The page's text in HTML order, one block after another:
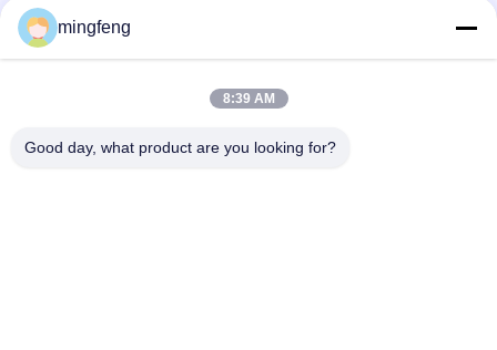
Estradas e estradas altas da luz de inundação IP66 do mastro
do poder superior 400W
emergência 120° ângulo de luz
Categorias populares
mingfeng
8:39 AM
Good day, what product are you looking for?